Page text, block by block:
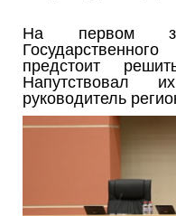
На первом
предстоит
Напутствовал
руководитель